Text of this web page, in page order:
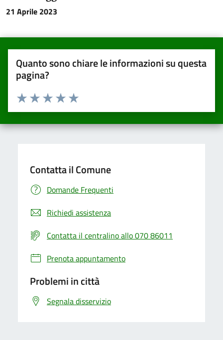
21 Aprile 2023
Quanto sono chiare le informazioni su questa
pagina?
Valuta da 1 a 5 stelle la pagina
Valuta 5 stelle su 5
Valuta 4 stelle su 5
Valuta 3 stelle su 5
Valuta 2 stelle su 5
Valuta una stella su 5
Contatta il Comune
Domande Frequenti
Richiedi assistenza
Contatta il centralino allo 070 86011
Prenota appuntamento
Problemi in città
Segnala disservizio